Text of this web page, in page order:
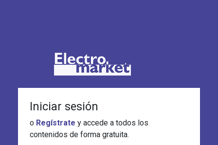
Iniciar sesión
o Regístrate y accede a todos los
contenidos de forma gratuita.